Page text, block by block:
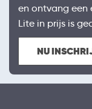
en ontvang een
Lite in prijs is
NU